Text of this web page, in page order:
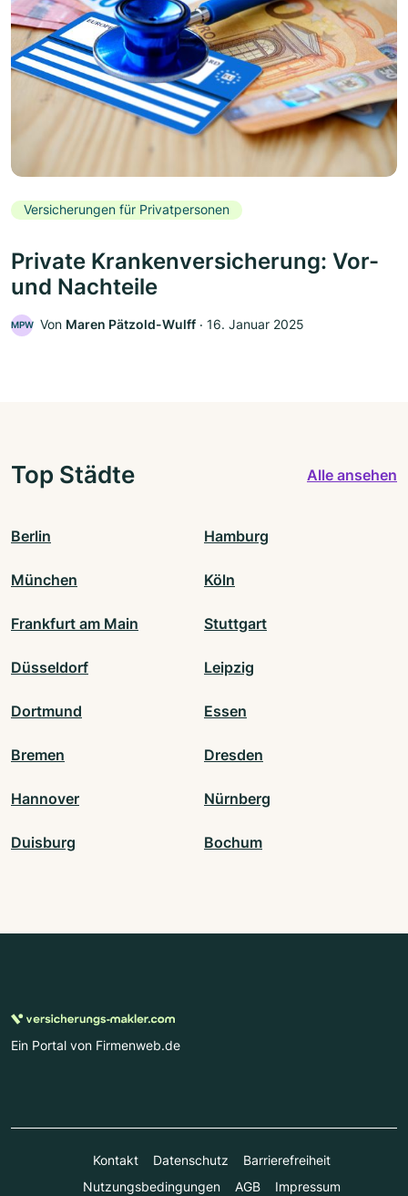
Versicherungen für Privatpersonen
Private Krankenversicherung: Vor-
und Nachteile
MPW Von Maren Pätzold-Wulff ‧ 16. Januar 2025
Top Städte Alle ansehen
Berlin Hamburg
München Köln
Frankfurt am Main Stuttgart
Düsseldorf Leipzig
Dortmund Essen
Bremen Dresden
Hannover Nürnberg
Duisburg Bochum
Ein Portal von Firmenweb.de
Kontakt Datenschutz
Barrierefreiheit
Nutzungsbedingungen
AGB Impressum